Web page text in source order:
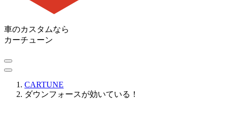
車のカスタムなら
カーチューン
CARTUNE
ダウンフォースが効いている！